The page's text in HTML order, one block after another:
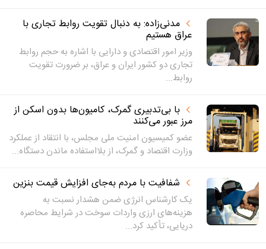
مدنی‌زاده: به دنبال تقویت روابط تجاری با
عراق هستیم
وزیر امور اقتصادی و دارایی با اشاره به حجم روابط
تجاری دو کشور ایران و عراق، بر ضرورت تقویت
روابط...
با بی‌تدبیری گمرک، کامیون‌ها بدون اسکن از
مرز عبور می‌کنند
عضو کمیسیون امنیت ملی مجلس، با انتقاد از عملکرد
وزارت اقتصاد و گمرک، از بلااستفاده ماندن دستگاه...
شفافیت با مردم به‌جای افزایش قیمت بنزین
یک کارشناس انرژی ضمن هشدار نسبت به
هزینه‌های ارزی واردات سوخت در شرایط محاصره
دریایی، تأکید کرد...